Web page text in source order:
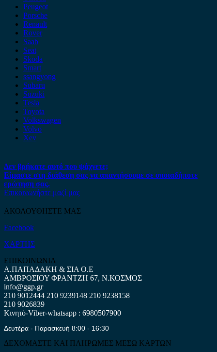
Peugeot
Porsche
Renault
Rover
Saab
Seat
Skoda
Smart
ssangyong
Subaru
Suzuki
Tesla
Toyota
Volkswagen
Volvo
Xev
Δεν βρήκατε αυτό που ψάχνετε;
Είμαστε στη διάθεση σας να απαντήσουμε σε οποιαδήποτε
ερώτηση σας.
Επικοινωνήστε μαζί μας
ΑΚΟΛΟΥΘΗΣΤΕ ΜΑΣ
Facebook
ΧΑΡΤΗΣ
ΕΠΙΚΟΙΝΩΝΙΑ
Α.ΠΑΠΑΔΑΚΗ & ΣΙΑ Ο.Ε
ΑΜΒΡΟΣΙΟΥ ΦΡΑΝΤΖΗ 67, Ν.ΚΟΣΜΟΣ
info@ggp.gr
210 9012444 210 9239148 210 9238158
210 9026839
Κινητό-Viber-whatsapp : 6980507900
Δευτέρα - Παρασκευή 8:00 - 16:30
ΔΕΧΟΜΑΣΤΕ ΚΑΙ ΠΛΗΡΩΜΕΣ ΜΕΣΩ ΚΑΡΤΩΝ